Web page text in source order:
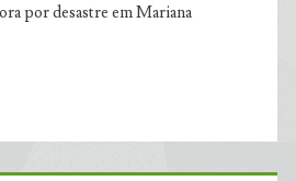
por desastre em Mariana